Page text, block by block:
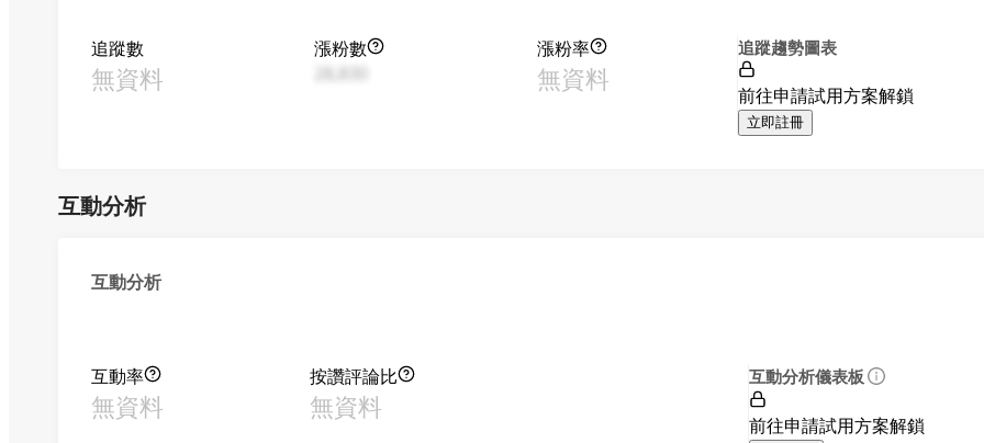
追蹤數
無資料
漲粉數
漲粉率
無資料
追蹤趨勢圖表
前往申請試用方案解鎖
立即註冊
互動分析
互動分析
互動率
無資料
按讚評論比
無資料
互動分析儀表板
前往申請試用方案解鎖